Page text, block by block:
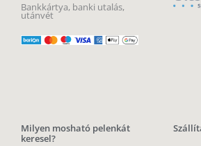
Bankkártya, banki utalás,
utánvét
Milyen mosható pelenkát
keresel?